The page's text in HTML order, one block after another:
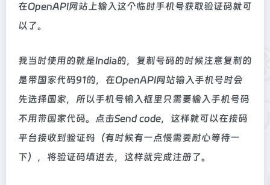
在OpenAPI网站上输入这个临时手机号获取验证码就可
以了。
我当时使用的就是India的，复制号码的时候注意复制的
是带国家代码91的，在OpenAPI网站输入手机号时会
先选择国家，所以手机号输入框里只需要输入手机号码
不用带国家代码。点击Send code，这样就可以在接码
平台接收到验证码（有时候有一点慢需要耐心等待一
下），将验证码填进去，这样就完成注册了。